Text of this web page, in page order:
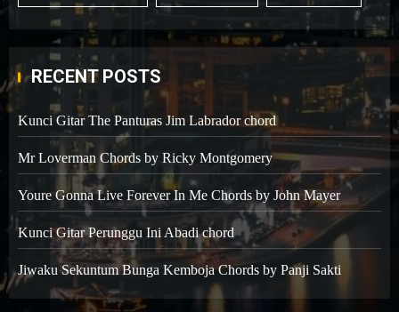
RECENT POSTS
Kunci Gitar The Panturas Jim Labrador chord
Mr Loverman Chords by Ricky Montgomery
Youre Gonna Live Forever In Me Chords by John Mayer
Kunci Gitar Perunggu Ini Abadi chord
Jiwaku Sekuntum Bunga Kemboja Chords by Panji Sakti